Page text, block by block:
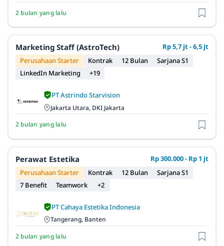
2 bulan yang lalu
Marketing Staff (AstroTech)
Rp 5,7 jt - 6,5 jt
Perusahaan Starter
Kontrak 12 Bulan
Sarjana S1
LinkedIn Marketing
+19
PT Astrindo Starvision
Jakarta Utara, DKI Jakarta
2 bulan yang lalu
Perawat Estetika
Rp 300.000 - Rp 1 jt
Perusahaan Starter
Kontrak 12 Bulan
Sarjana S1
7 Benefit
Teamwork +2
PT Cahaya Estetika Indonesia
Tangerang, Banten
2 bulan yang lalu